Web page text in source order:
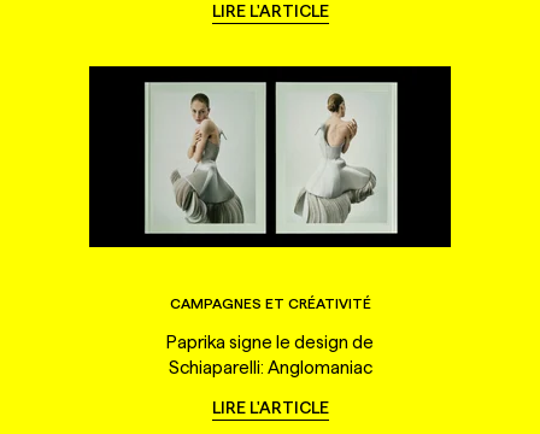
LIRE L'ARTICLE
CAMPAGNES ET CRÉATIVITÉ
Paprika signe le design de
Schiaparelli: Anglomaniac
LIRE L'ARTICLE